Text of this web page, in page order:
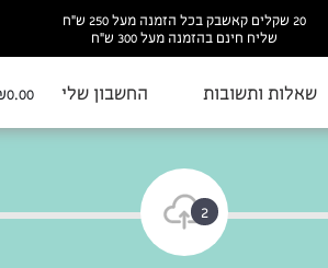
20 שקלים קאשבק בכל הזמנה מעל 250 ש”ח
שליח חינם בהזמנה מעל 300 ש”ח
שאלות ותשובות החשבון שלי 0.00
2